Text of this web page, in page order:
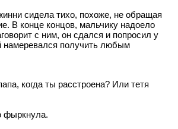
сидела тихо, похоже, не обращая
В конце концов, мальчику надоело
с ним, он сдался и попросил у
намеревался получить любым
когда ты расстроена? Или тетя
фыркнула.